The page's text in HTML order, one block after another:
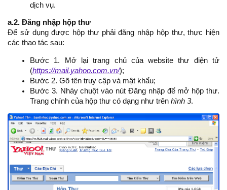
dịch vụ.
a.2. Đăng nhập hộp thư
Để sử dụng được hộp thư phải đăng nhập hộp thư, thực hiện
các thao tác sau:
Bước 1. Mở lại trang chủ của website thư điện tử
(https://mail.yahoo.com.vn/);
Bước 2. Gõ tên truy cập và mật khẩu;
Bước 3. Nháy chuột vào nút Đăng nhập để mở hộp thư.
Trang chính của hộp thư có dạng như trên hình 3.